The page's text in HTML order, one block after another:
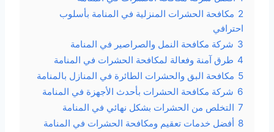
2 مكافحة الحشرات المنزلية في المنامة بأسلوب
احترافي
3 شركة مكافحة النمل والصراصير في المنامة
4 طرق آمنة وفعالة لمكافحة الحشرات في المنامة
5 مكافحة البق والحشرات الطائرة في المنازل بالمنامة
6 شركة مكافحة الحشرات بأحدث الأجهزة في المنامة
7 التخلص من الحشرات بشكل نهائي في المنامة
8 أفضل خدمات تعقيم ومكافحة الحشرات في المنامة